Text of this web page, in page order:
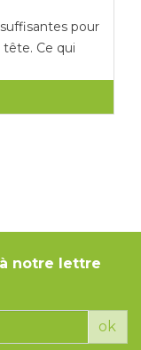
pour
Ce qui
notre lettre
ok